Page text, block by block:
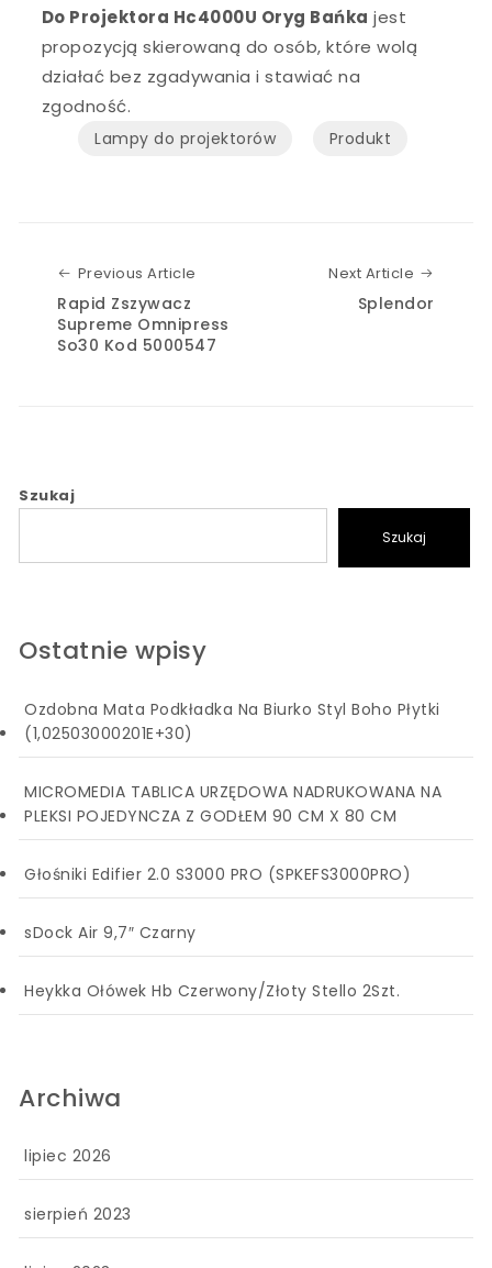
Do Projektora Hc4000U Oryg Bańka jest
propozycją skierowaną do osób, które wolą
działać bez zgadywania i stawiać na
zgodność.
Lampy do projektorów Produkt
Previous Article
Rapid Zszywacz
Supreme Omnipress
So30 Kod 5000547
Next Article
Splendor
Szukaj
Szukaj
Ostatnie wpisy
Ozdobna Mata Podkładka Na Biurko Styl Boho Płytki
(1,02503000201E+30)
MICROMEDIA TABLICA URZĘDOWA NADRUKOWANA NA
PLEKSI POJEDYNCZA Z GODŁEM 90 CM X 80 CM
Głośniki Edifier 2.0 S3000 PRO (SPKEFS3000PRO)
sDock Air 9,7″ Czarny
Heykka Ołówek Hb Czerwony/Złoty Stello 2Szt.
Archiwa
lipiec 2026
sierpień 2023